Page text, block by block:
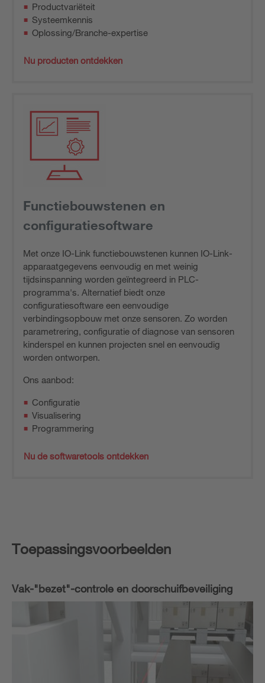
Productvariëteit
Systeemkennis
Oplossing/Branche-expertise
Nu producten ontdekken
Functiebouwstenen en
configuratiesoftware
Met onze IO-Link functiebouwstenen kunnen IO-Link-
apparaatgegevens eenvoudig en met weinig
tijdsinspanning worden geïntegreerd in PLC-
programma's. Alternatief biedt onze
configuratiesoftware een eenvoudige
verbindingsopbouw met onze sensoren. Zo worden
parametrering, configuratie of diagnose van sensoren
kinderspel en kunnen projecten snel en eenvoudig
worden ontworpen.
Ons aanbod:
Configuratie
Visualisering
Programmering
Nu de softwaretools ontdekken
Toepassingsvoorbeelden
Vak-"bezet"-controle en doorschuifbeveiliging